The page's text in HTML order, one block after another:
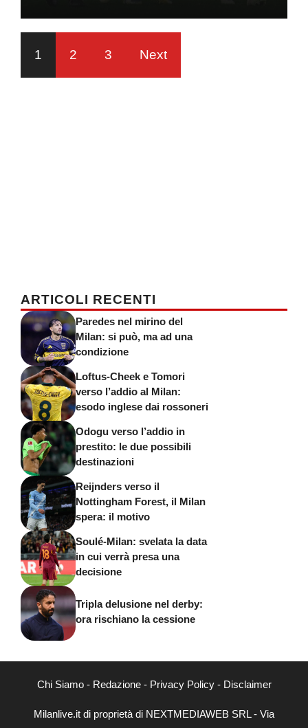
1 2 3 Next
ARTICOLI RECENTI
Paredes nel mirino del
Milan: si può, ma ad una
condizione
Loftus-Cheek e Tomori
verso l’addio al Milan:
esodo inglese dai rossoneri
Odogu verso l’addio in
prestito: le due possibili
destinazioni
Reijnders verso il
Nottingham Forest, il Milan
spera: il motivo
Soulé-Milan: svelata la data
in cui verrà presa una
decisione
Tripla delusione nel derby:
ora rischiano la cessione
Chi Siamo- Redazione- Privacy Policy- Disclaimer
Milanlive.it di proprietà di NEXTMEDIAWEB SRL - Via